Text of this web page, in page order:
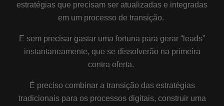
estratégias que precisam ser atualizadas e integradas
em um processo de transição.
E sem precisar gastar uma fortuna para gerar “leads”
instantaneamente, que se dissolverão na primeira
contra oferta.
É preciso combinar a transição das estratégias
tradicionais para os processos digitais, construir uma